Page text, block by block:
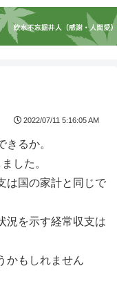
2022/07/11 5:16:05 AM
るか。
した。
は国の家計と同じで
況を示す経常収支は
かもしれません